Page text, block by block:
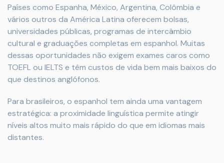
Países como Espanha, México, Argentina, Colômbia e
vários outros da América Latina oferecem bolsas,
universidades públicas, programas de intercâmbio
cultural e graduações completas em espanhol. Muitas
dessas oportunidades não exigem exames caros como
TOEFL ou IELTS e têm custos de vida bem mais baixos do
que destinos anglófonos.
Para brasileiros, o espanhol tem ainda uma vantagem
estratégica: a proximidade linguística permite atingir
níveis altos muito mais rápido do que em idiomas mais
distantes.